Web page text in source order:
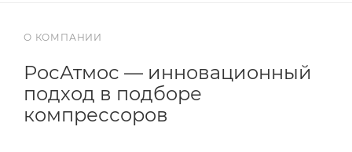
О КОМПАНИИ
РосАтмос — инновационный
подход в подборе
компрессоров